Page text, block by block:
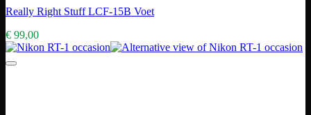
Really Right Stuff LCF-15B Voet
€ 99,00